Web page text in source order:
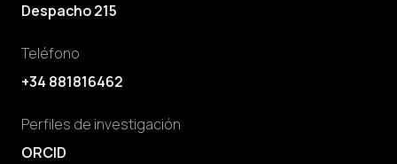
Despacho 215
Teléfono
+34 881816462
Perfiles de investigación
ORCID